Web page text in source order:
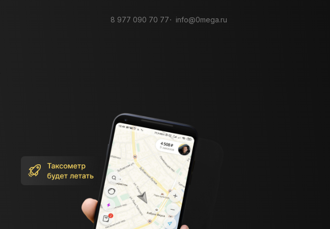
8 977 090 70 77 info@0mega.ru